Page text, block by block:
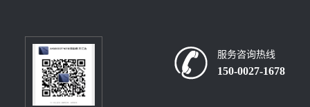
服务咨询热线
150-0027-1678